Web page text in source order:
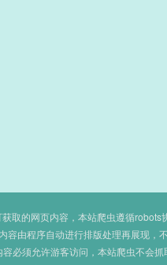
取的网页内容，本站爬虫遵循
容由程序自动进行排版处理再展现，
必须允许游客访问，本站爬虫不会